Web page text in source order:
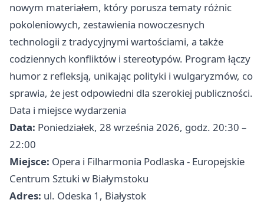
nowym materiałem, który porusza tematy różnic
pokoleniowych, zestawienia nowoczesnych
technologii z tradycyjnymi wartościami, a także
codziennych konfliktów i stereotypów. Program łączy
humor z refleksją, unikając polityki i wulgaryzmów, co
sprawia, że jest odpowiedni dla szerokiej publiczności.
Data i miejsce wydarzenia
Data: Poniedziałek, 28 września 2026, godz. 20:30 –
22:00
Miejsce: Opera i Filharmonia Podlaska - Europejskie
Centrum Sztuki w Białymstoku
Adres: ul. Odeska 1, Białystok